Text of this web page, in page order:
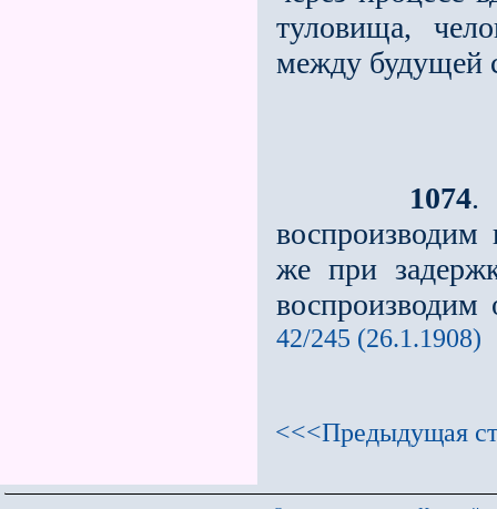
туловища,
между будущей
1074.
воспроизводим
же при
воспроизводим
42/245 (26.1.1908)
<<<Предыдущая